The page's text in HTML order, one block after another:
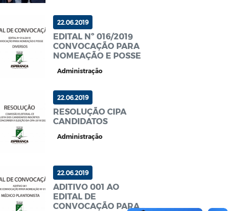
22.06.2019
EDITAL Nº 016/2019
CONVOCAÇÃO PARA
NOMEAÇÃO E POSSE
Administração
22.06.2019
RESOLUÇÃO CIPA
CANDIDATOS
Administração
22.06.2019
ADITIVO 001 AO
EDITAL DE
CONVOCAÇÃO PARA